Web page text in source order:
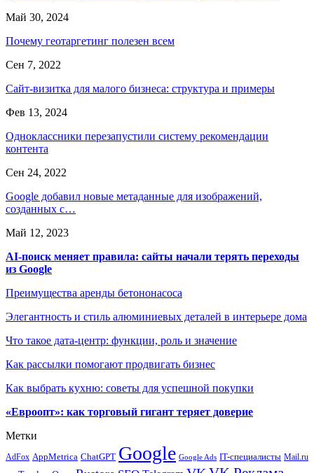
Май 30, 2024
Почему геотаргетинг полезен всем
Сен 7, 2022
Сайт-визитка для малого бизнеса: структура и примеры
Фев 13, 2024
Одноклассники перезапустили систему рекомендации
контента
Сен 24, 2022
Google добавил новые метаданные для изображений,
созданных с…
Май 12, 2023
AI-поиск меняет правила: сайты начали терять переходы
из Google
Преимущества аренды бетононасоса
Элегантность и стиль алюминиевых деталей в интерьере дома
Что такое дата-центр: функции, роль и значение
Как рассылки помогают продвигать бизнес
Как выбрать кухню: советы для успешной покупки
«Евроопт»: как торговый гигант теряет доверие
Метки
AdFox AppMetrica ChatGPT Google Google Ads IT-специалисты Mail.ru